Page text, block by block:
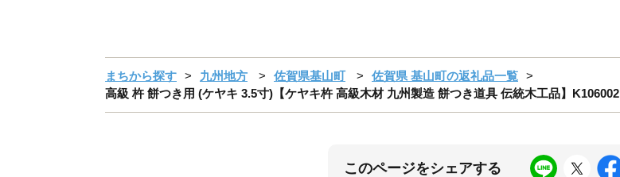
まちから探す 九州地方 佐賀県基山町
佐賀県 基山町の返礼品一覧
高級 杵 餅つき用 (ケヤキ 3.5寸)【ケヤキ杵 高級木材 九州製造 餅つき道具 伝統木工品】K106002
このページをシェアする